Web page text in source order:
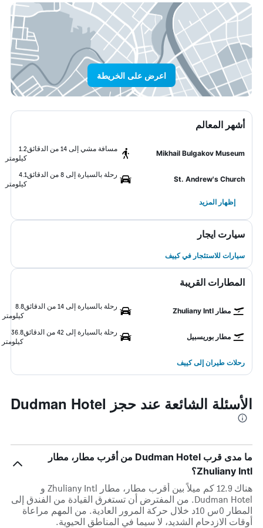
اعرض على الخريطة
أشهر المعالم
Mikhail Bulgakov Museum
مسافة مشي إلى 14 من الدقائق
1.2
كيلومتر
St. Andrew's Church
رحلة بالسيارة إلى 8 من الدقائق
4.1
كيلومتر
إظهار المزيد
سيارت ايجار
سيارات للاستئجار في كييف
المطارات القريبة
مطار Zhuliany Intl
رحلة بالسيارة إلى 14 من الدقائق
8.8
كيلومتر
مطار بوريسبيل
رحلة بالسيارة إلى 42 من الدقائق
36.8
كيلومتر
رحلات طيران إلى كييف
الأسئلة الشائعة عند حجز Dudman Hotel
ما مدى قرب Dudman Hotel من أقرب مطار، مطار
Zhuliany Intl؟
هناك 12.9 كم ميلاً بين أقرب مطار، مطار Zhuliany Intl و
Dudman Hotel. من المفترض أن تستغرق القيادة من الفندق إلى
المطار 0س 10د خلال حركة المرور العادية. من المهم مراعاة
أوقات الازدحام الشديد، لا سيما في المناطق الحيوية.